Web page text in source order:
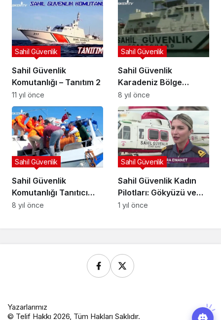
Sahil Güvenlik
Komutanlığı – Tanıtım 2
Sahil Güvenlik
11 yıl önce
Sahil Güvenlik
Karadeniz Bölge
Komutanlığı (Arşiv)
Sahil Güvenlik
8 yıl önce
Sahil Güvenlik
Komutanlığı Tanıtıcı
Video 2
Sahil Güvenlik
8 yıl önce
Sahil Güvenlik Kadın
Pilotları: Gökyüzü ve
Deniz Arasında
Sahil Güvenlik
1 yıl önce
Yazarlarımız
© Telif Hakkı 2026, Tüm Hakları Saklıdır.